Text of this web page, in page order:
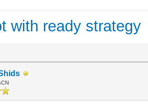
with ready strategy